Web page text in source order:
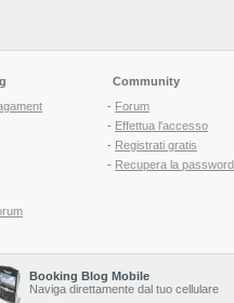
Community
- Forum
- Effettua l'accesso
- Registrati gratis
- Recupera la password
Booking Blog Mobile
Naviga direttamente dal tuo cellulare